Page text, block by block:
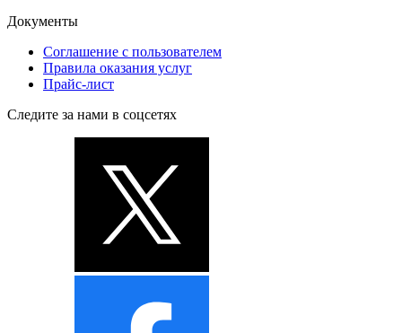
Документы
Соглашение с пользователем
Правила оказания услуг
Прайс-лист
Следите за нами в соцсетях